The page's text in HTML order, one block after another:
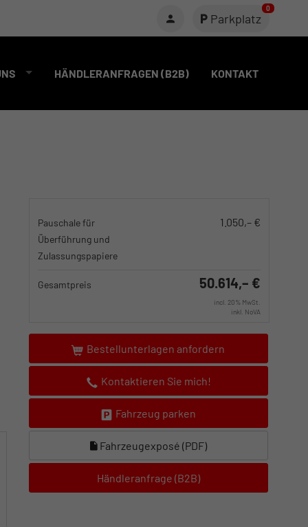
Parkplatz
0
HÄNDLERANFRAGEN (B2B) KONTAKT
Pauschale für
Überführung und
Zulassungspapiere
1.050,– €
Gesamtpreis 50.614,– €
incl. 20% MwSt.
inkl. NoVA
Bestellunterlagen anfordern
Kontaktieren Sie mich!
Fahrzeug parken
Fahrzeugexposé (PDF)
Händleranfrage (B2B)